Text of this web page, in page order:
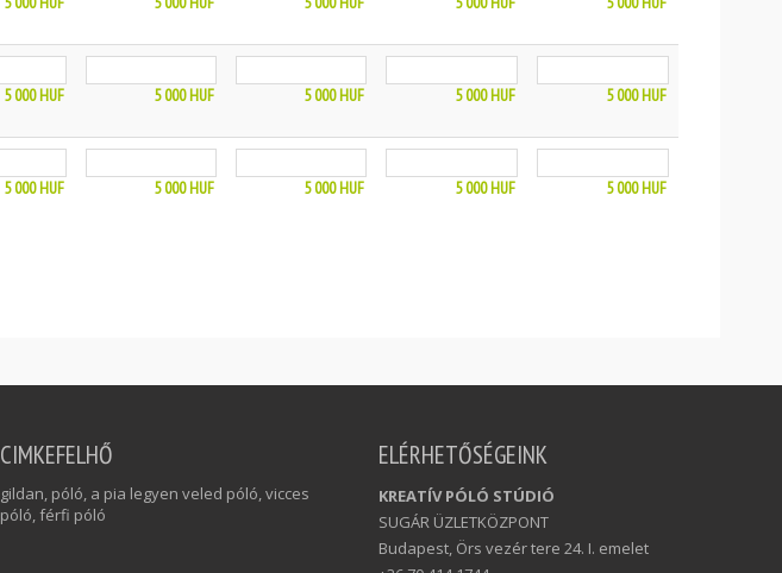
5 000HUF 5 000HUF 5 000HUF 5 000HUF 5 000HUF
5 000HUF 5 000HUF 5 000HUF 5 000HUF 5 000HUF
CIMKEFELHŐ
gildan, póló, a pia legyen veled póló, vicces
póló, férfi póló
ELÉRHETŐSÉGEINK
KREATÍV PÓLÓ STÚDIÓ
SUGÁR ÜZLETKÖZPONT
Budapest, Örs vezér tere 24. I. emelet